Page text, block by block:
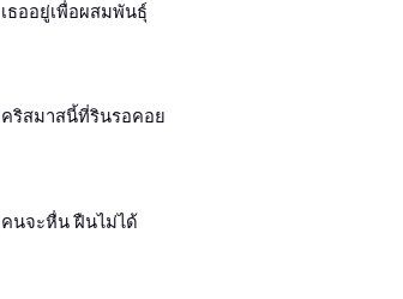
เธออยู่เพื่อผสมพันธุ์
คริสมาสนี้ที่รินรอคอย
คนจะหื่น ฝืนไม่ได้